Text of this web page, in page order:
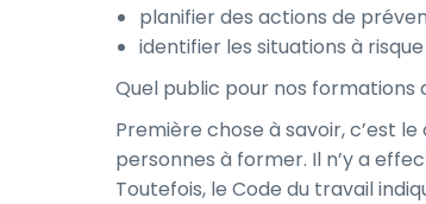
planifier des actions de
identifier les situations à
Quel public pour nos formations
Première chose à savoir, c’est
personnes à former. Il n’y a
Toutefois, le Code du travail